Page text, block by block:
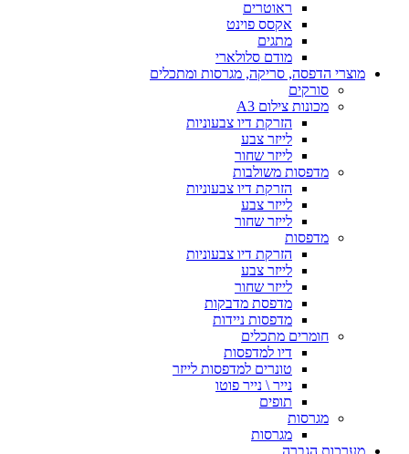
ראוטרים
אקסס פוינט
מתגים
מודם סלולארי
מוצרי הדפסה, סריקה, מגרסות ומתכלים
סורקים
מכונות צילום A3
הזרקת דיו צבעוניות
לייזר צבע
לייזר שחור
מדפסות משולבות
הזרקת דיו צבעוניות
לייזר צבע
לייזר שחור
מדפסות
הזרקת דיו צבעוניות
לייזר צבע
לייזר שחור
מדפסת מדבקות
מדפסות ניידות
חומרים מתכלים
דיו למדפסות
טונרים למדפסות לייזר
נייר \ נייר פוטו
תופים
מגרסות
מגרסות
מערכות הגברה